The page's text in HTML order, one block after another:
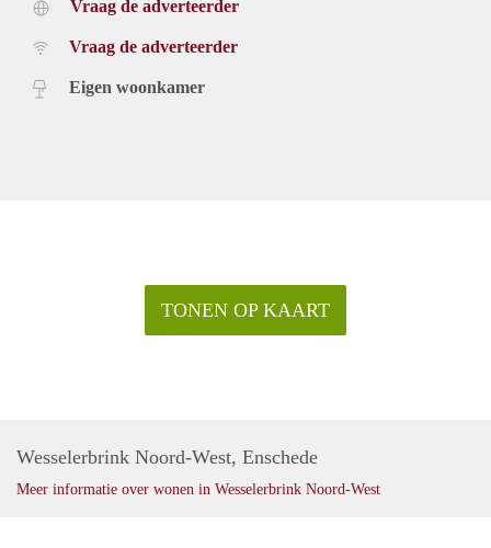
Vraag de adverteerder
Vraag de adverteerder
Eigen woonkamer
TONEN OP KAART
Wesselerbrink Noord-West, Enschede
Meer informatie over wonen in Wesselerbrink Noord-West